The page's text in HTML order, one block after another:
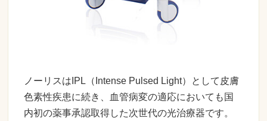
ノーリスはIPL（Intense Pulsed Light）として皮膚
色素性疾患に続き、血管病変の適応においても国
内初の薬事承認取得した次世代の光治療器です。